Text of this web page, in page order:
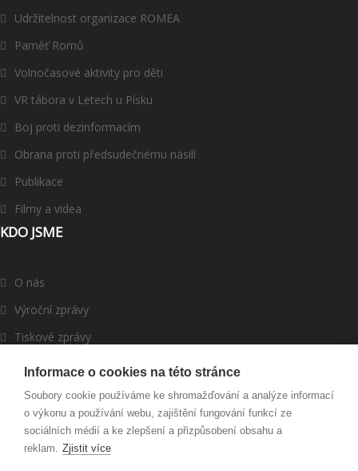
Udržitelnost organizace ROMEA
Paměť Romů
Volnočasové aktivity pro děti
VR tábora v Letech u Písku
Boj proti dezinformacím
Obrana proti předsudečnému násilí
Publikace
Filmy a videa
KDO JSME
O nás
Výroční zprávy
Tiskové zprávy
ROMEA v médiích
Dárci a partneři
Darujte
Informace o cookies na této stránce
Soubory cookie používáme ke shromažďování a analýze informací
o výkonu a používání webu, zajištění fungování funkcí ze
sociálních médií a ke zlepšení a přizpůsobení obsahu a
reklam. Zjistit více